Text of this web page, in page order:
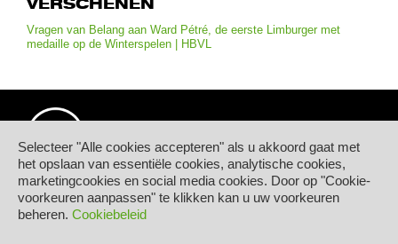
Selecteer "Alle cookies accepteren" als u akkoord gaat met
het opslaan van essentiële cookies, analytische cookies,
marketingcookies en social media cookies. Door op "Cookie-
voorkeuren aanpassen" te klikken kan u uw voorkeuren
beheren. Cookiebeleid
VERSCHENEN
Vragen van Belang aan Ward Pétré, de eerste Limburger met
medaille op de Winterspelen | HBVL
© Hogeschool PXL
Elfde-Liniestraat 24
B-3500 HASSELT